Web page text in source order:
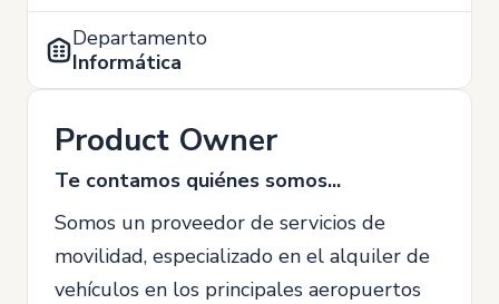
Departamento
Informática
Product Owner
Te contamos quiénes somos...
Somos un proveedor de servicios de
movilidad, especializado en el alquiler de
vehículos en los principales aeropuertos